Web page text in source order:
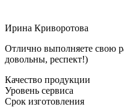
Ирина Криворотова
Отлично выполняете свою
довольны, респект!)
Качество продукции
Уровень сервиса
Срок изготовления